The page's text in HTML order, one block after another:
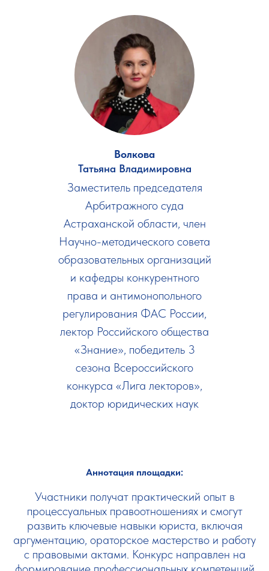
Волкова
Татьяна Владимировна
Заместитель председателя
Арбитражного суда
Астраханской области, член
Научно-методического совета
образовательных организаций
и кафедры конкурентного
права и антимонопольного
регулирования ФАС России,
лектор Российского общества
«Знание», победитель 3
сезона Всероссийского
конкурса «Лига лекторов»,
доктор юридических наук
Аннотация площадки:
Участники получат практический опыт в
процессуальных правоотношениях и смогут
развить ключевые навыки юриста, включая
аргументацию, ораторское мастерство и работу
с правовыми актами. Конкурс направлен на